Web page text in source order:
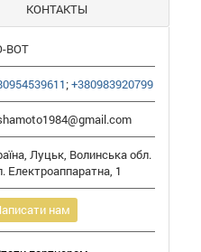
КОНТАКТЫ
BOT
;+380983920799
Луцьк, Волинська обл.
Електроаппаратна, 1
нам